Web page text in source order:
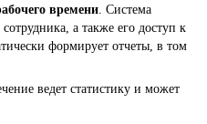
времени. Система
а также его доступ к
формирует отчеты, в том
ведет статистику и может